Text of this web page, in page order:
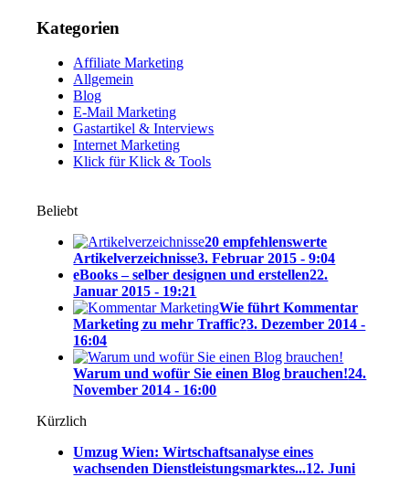
Kategorien
Affiliate Marketing
Allgemein
Blog
E-Mail Marketing
Gastartikel & Interviews
Internet Marketing
Klick für Klick & Tools
Beliebt
20 empfehlenswerte
Artikelverzeichnisse3. Februar 2015 - 9:04
eBooks – selber designen und erstellen22.
Januar 2015 - 19:21
Wie führt Kommentar
Marketing zu mehr Traffic?3. Dezember 2014 -
16:04
Warum und wofür Sie einen Blog brauchen!24.
November 2014 - 16:00
Kürzlich
Umzug Wien: Wirtschaftsanalyse eines
wachsenden Dienstleistungsmarktes...12. Juni